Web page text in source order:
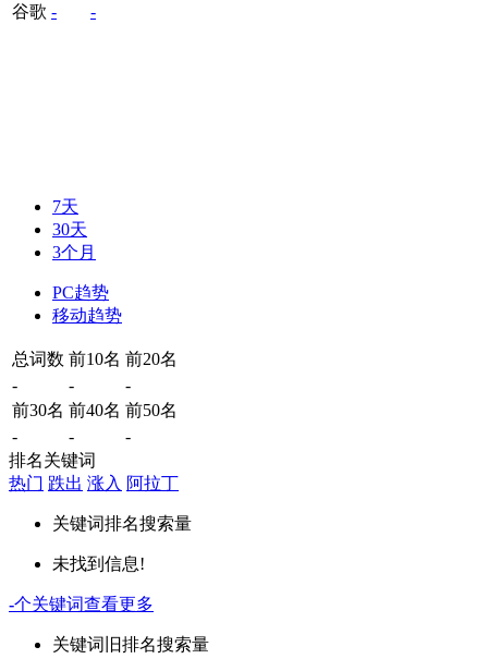
谷歌 - -
7天
30天
3个月
PC趋势
移动趋势
总词数 前10名 前20名
-
-
-
前30名 前40名 前50名
-
-
-
排名关键词
热门 跌出 涨入 阿拉丁
关键词排名搜索量
未找到信息!
-个关键词查看更多
关键词 旧排名搜索量